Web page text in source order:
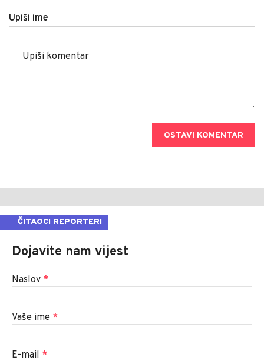
Upiši ime
OSTAVI KOMENTAR
ČITAOCI REPORTERI
Dojavite nam vijest
Naslov *
Vaše ime *
E-mail *